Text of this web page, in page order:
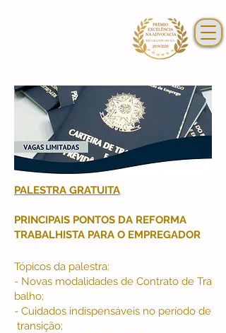
PALESTRA GRATUITA
PRINCIPAIS PONTOS DA REFORMA
TRABALHISTA PARA O EMPREGADOR
Tópicos da palestra:
- Novas modalidades de Contrato de Tra
balho;
- Cuidados indispensáveis no período de
transição;